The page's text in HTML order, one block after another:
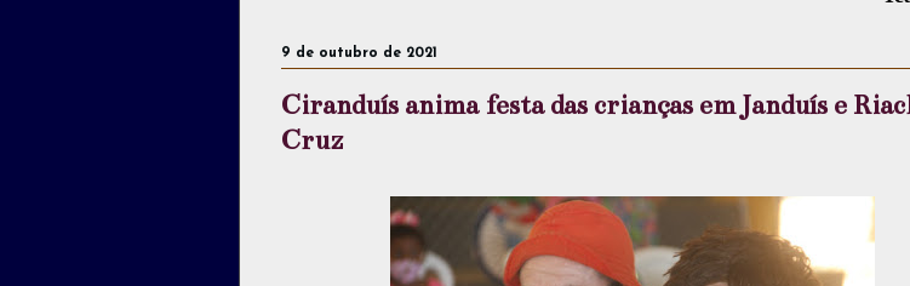
9 de outubro de 2021
Ciranduís anima festa das crianças em Janduís e
Cruz